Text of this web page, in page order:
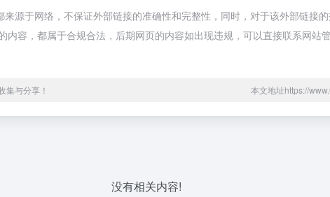
源于网络，不保证外部链接的准确性和完整性，同时，对于该外部链接
容，都属于合规合法，后期网页的内容如出现违规，可以直接联系网站
集与分享！ 本文地址https://
没有相关内容!